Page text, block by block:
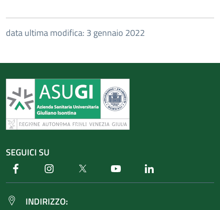
data ultima modifica: 3 gennaio 2022
SEGUICI SU
Facebook Instagram Twitter Youtube
INDIRIZZO: